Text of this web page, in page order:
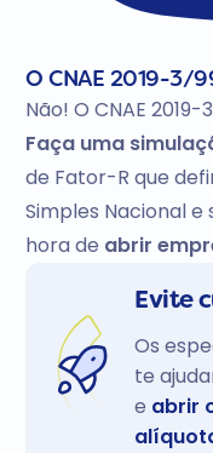
O CNAE 2019-3/
Não! O CNAE
Faça uma
de Fator-R que
Simples Nacional
hora de abrir
Evite
Os
te
e abrir